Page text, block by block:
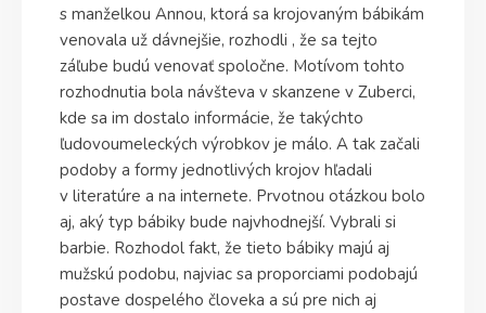
s manželkou Annou, ktorá sa krojovaným bábikám
venovala už dávnejšie, rozhodli , že sa tejto
záľube budú venovať spoločne. Motívom tohto
rozhodnutia bola návšteva v skanzene v Zuberci,
kde sa im dostalo informácie, že takýchto
ľudovoumeleckých výrobkov je málo. A tak začali
podoby a formy jednotlivých krojov hľadali
v literatúre a na internete. Prvotnou otázkou bolo
aj, aký typ bábiky bude najvhodnejší. Vybrali si
barbie. Rozhodol fakt, že tieto bábiky majú aj
mužskú podobu, najviac sa proporciami podobajú
postave dospelého človeka a sú pre nich aj